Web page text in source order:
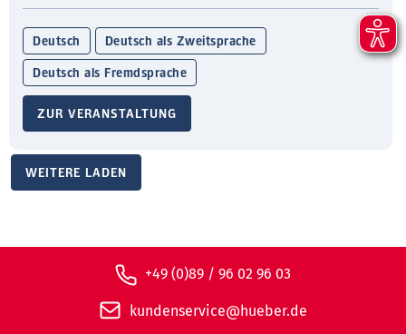
Deutsch Deutsch als Zweitsprache
Deutsch als Fremdsprache
ZUR VERANSTALTUNG
WEITERE LADEN
+49 (0)89 / 96 02 96 03
kundenservice@hueber.de